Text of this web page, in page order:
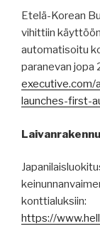
Etelä-Korean
vihittiin
automatisoitu
paranevan jopa
launches-first-
konttialuksiin:
https://